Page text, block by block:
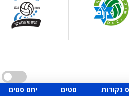
יחס סטים סטים נקודות